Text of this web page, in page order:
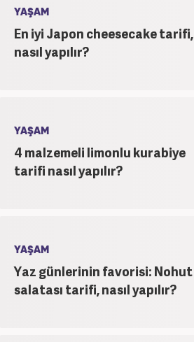
YAŞAM
En iyi Japon cheesecake tarifi,
nasıl yapılır?
YAŞAM
4 malzemeli limonlu kurabiye
tarifi nasıl yapılır?
YAŞAM
Yaz günlerinin favorisi: Nohut
salatası tarifi, nasıl yapılır?